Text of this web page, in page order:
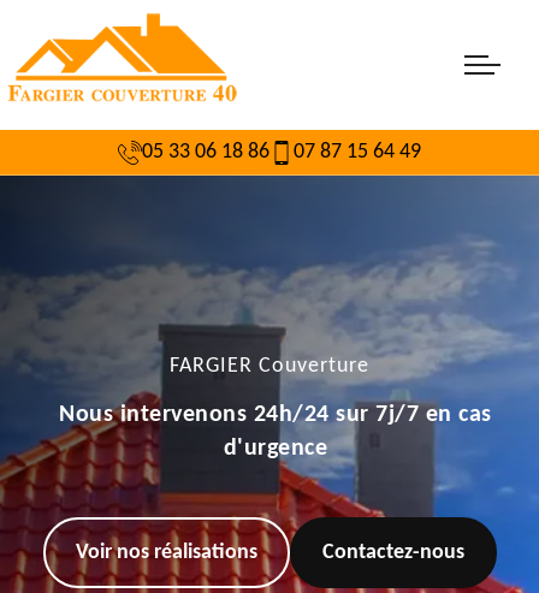
05 33 06 18 86 07 87 15 64 49
FARGIER Couverture
Nous intervenons 24h/24 sur 7j/7 en cas
d'urgence
Voir nos réalisations Contactez-nous